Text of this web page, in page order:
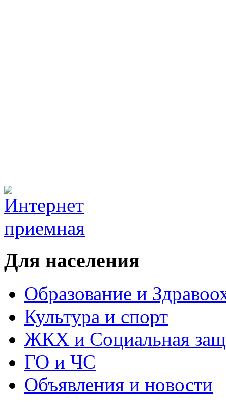
Для населения
Образование и
Культура и спорт
ЖКХ и Социальная
ГО и ЧС
Объявления и новости